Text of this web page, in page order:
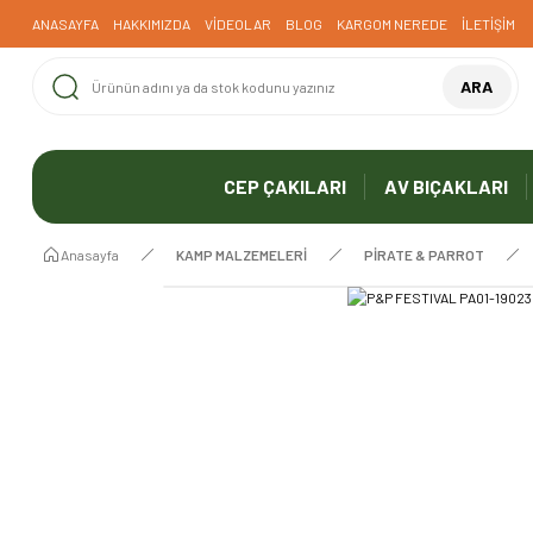
ANASAYFA HAKKIMIZDA VİDEOLAR BLOG KARGOM NEREDE İLETİŞİM
ARA
CEP ÇAKILARI AV BIÇAKLARI
Anasayfa KAMP MALZEMELERİ PİRATE & PARROT